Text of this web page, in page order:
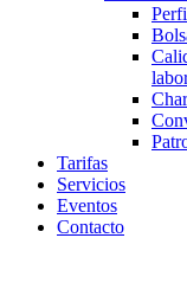
Tarifas
Servicios
Eventos
Contacto